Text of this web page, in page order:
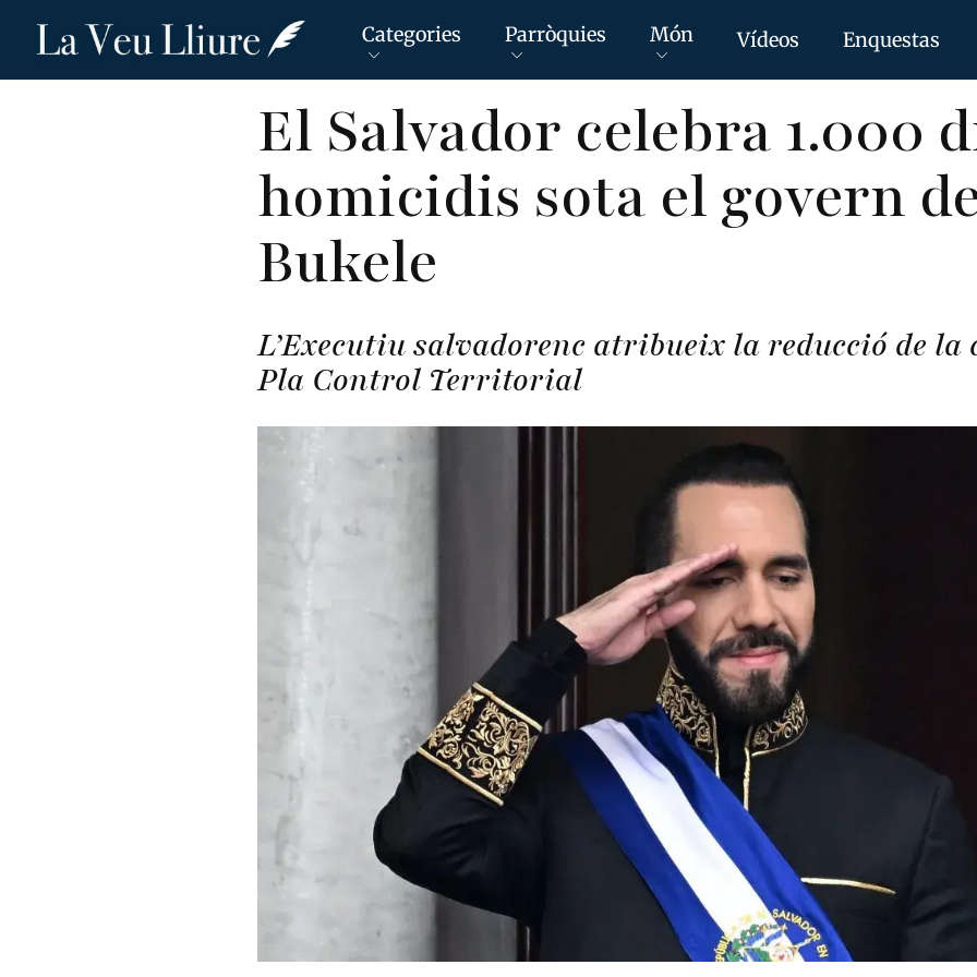
Vés
Categories Parròquies Món Vídeos Enquestas
El Salvador celebra 1.000
homicidis sota el govern
Bukele
L’Executiu salvadorenc atribueix la reducció de
Pla Control Territorial